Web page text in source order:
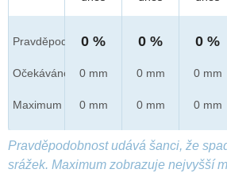
Pravděpod.
Očekáváno
Maximum
0 %
0 mm
0 mm
0 %
0 mm
0 mm
0 %
0 mm
0 mm
Pravděpodobnost udává šanci, že
srážek. Maximum zobrazuje nejvyšší